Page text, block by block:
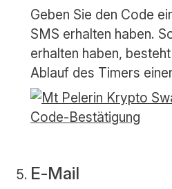
Geben Sie den Code
SMS erhalten haben.
erhalten haben,
Ablauf des Timers
E-Mail